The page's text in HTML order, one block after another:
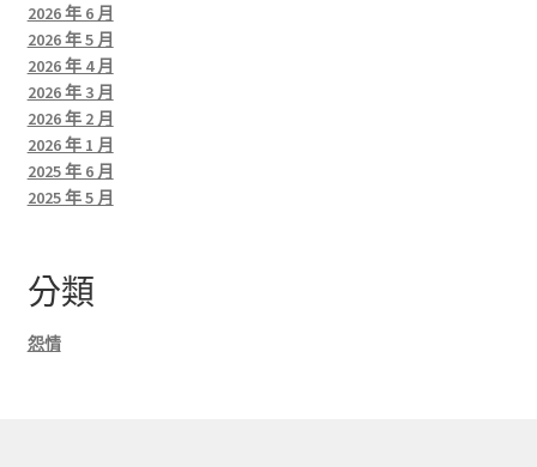
2026 年 6 月
2026 年 5 月
2026 年 4 月
2026 年 3 月
2026 年 2 月
2026 年 1 月
2025 年 6 月
2025 年 5 月
分類
怨情